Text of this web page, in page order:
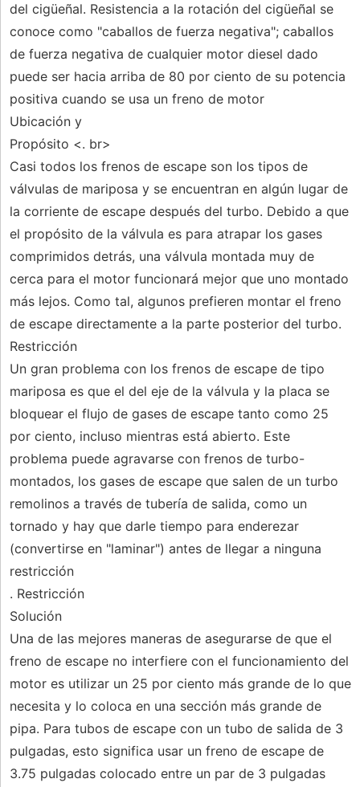
del cigüeñal. Resistencia a la rotación del cigüeñal se
conoce como "caballos de fuerza negativa"; caballos
de fuerza negativa de cualquier motor diesel dado
puede ser hacia arriba de 80 por ciento de su potencia
positiva cuando se usa un freno de motor
Ubicación y
Propósito <. br>
Casi todos los frenos de escape son los tipos de
válvulas de mariposa y se encuentran en algún lugar de
la corriente de escape después del turbo. Debido a que
el propósito de la válvula es para atrapar los gases
comprimidos detrás, una válvula montada muy de
cerca para el motor funcionará mejor que uno montado
más lejos. Como tal, algunos prefieren montar el freno
de escape directamente a la parte posterior del turbo.
Restricción
Un gran problema con los frenos de escape de tipo
mariposa es que el del eje de la válvula y la placa se
bloquear el flujo de gases de escape tanto como 25
por ciento, incluso mientras está abierto. Este
problema puede agravarse con frenos de turbo-
montados, los gases de escape que salen de un turbo
remolinos a través de tubería de salida, como un
tornado y hay que darle tiempo para enderezar
(convertirse en "laminar") antes de llegar a ninguna
restricción
. Restricción
Solución
Una de las mejores maneras de asegurarse de que el
freno de escape no interfiere con el funcionamiento del
motor es utilizar un 25 por ciento más grande de lo que
necesita y lo coloca en una sección más grande de
pipa. Para tubos de escape con un tubo de salida de 3
pulgadas, esto significa usar un freno de escape de
3.75 pulgadas colocado entre un par de 3 pulgadas